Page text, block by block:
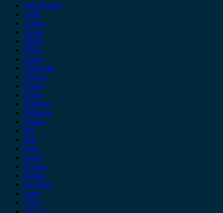
Alfa Romeo
Audi
Austin
Acura
BMW
BYD
Chery
Chevrolet
Citroen
Cupra
Dacia
Daewoo
Daihatsu
Dodge
DS
Fiat
Ford
Geely
Gonow
Honda
Hyundai
Isuzu
iveco
Jaecoo